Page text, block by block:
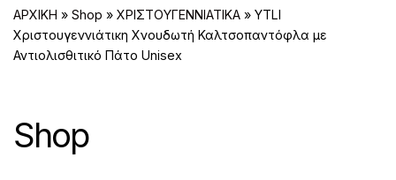
ΑΡΧΙΚΗ » Shop » ΧΡΙΣΤΟΥΓΕΝΝΙΑΤΙΚΑ » YTLI
Χριστουγεννιάτικη Χνουδωτή Καλτσοπαντόφλα με
Αντιολισθιτικό Πάτο Unisex
Shop